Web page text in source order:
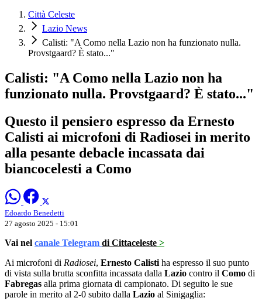
Città Celeste
Lazio News
Calisti: "A Como nella Lazio non ha funzionato nulla.
Provstgaard? È stato..."
Calisti: "A Como nella Lazio non ha
funzionato nulla. Provstgaard? È stato..."
Questo il pensiero espresso da Ernesto
Calisti ai microfoni di Radiosei in merito
alla pesante debacle incassata dai
biancocelesti a Como
Edoardo Benedetti
27 agosto 2025 - 15:01
Vai nel canale Telegram di Cittaceleste >
Ai microfoni di Radiosei, Ernesto Calisti ha espresso il suo punto
di vista sulla brutta sconfitta incassata dalla Lazio contro il Como di
Fabregas alla prima giornata di campionato. Di seguito le sue
parole in merito al 2-0 subito dalla Lazio al Sinigaglia: